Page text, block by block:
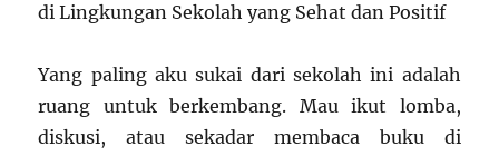
di Lingkungan Sekolah yang Sehat dan Positif
Yang paling aku sukai dari sekolah ini adalah
ruang untuk berkembang. Mau ikut lomba,
diskusi, atau sekadar membaca buku di